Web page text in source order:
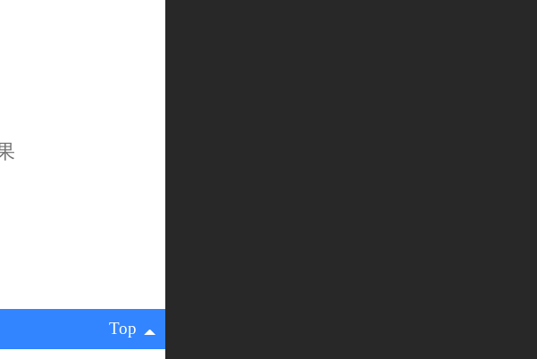
Top